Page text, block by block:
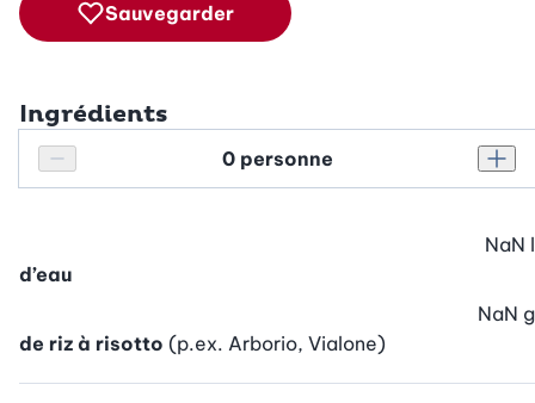
Sauvegarder
Ingrédients
Réduire le nombre de personnes
Personnes
d’eau
NaN l
de riz à risotto (p.ex. Arborio, Vialone)
NaN g